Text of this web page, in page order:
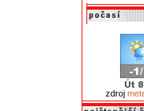
zdroj